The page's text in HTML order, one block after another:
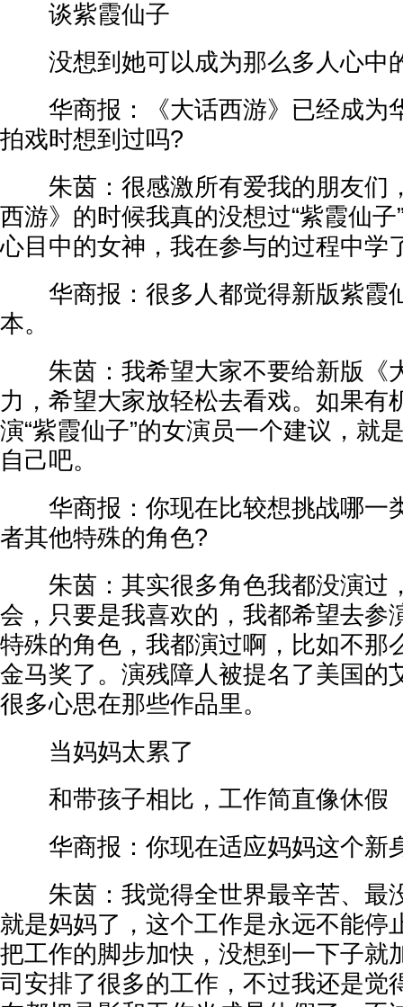
谈紫霞仙子
没想到她可以成为那么多人心中
华商报：《大话西游》已经成为
拍戏时想到过吗?
朱茵：很感激所有爱我的朋友们
西游》的时候我真的没想过“紫霞仙
心目中的女神，我在参与的过程中学
华商报：很多人都觉得新版紫霞
本。
朱茵：我希望大家不要给新版《
力，希望大家放轻松去看戏。如果有
演“紫霞仙子”的女演员一个建议，就
自己吧。
华商报：你现在比较想挑战哪一
者其他特殊的角色?
朱茵：其实很多角色我都没演过
会，只要是我喜欢的，我都希望去参
特殊的角色，我都演过啊，比如不那
金马奖了。演残障人被提名了美国的
很多心思在那些作品里。
当妈妈太累了
和带孩子相比，工作简直像休假
华商报：你现在适应妈妈这个新
朱茵：我觉得全世界最辛苦、最
就是妈妈了，这个工作是永远不能停
把工作的脚步加快，没想到一下子就
司安排了很多的工作，不过我还是觉